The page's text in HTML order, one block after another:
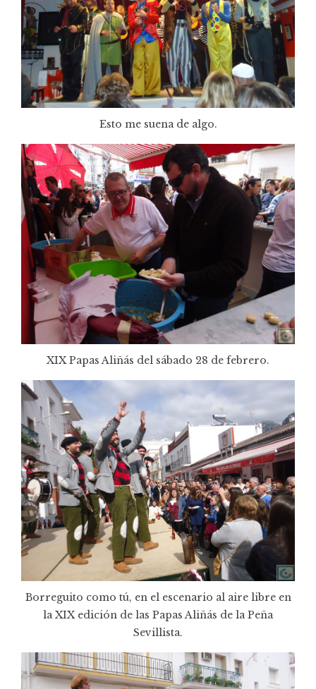
Esto me suena de algo.
XIX Papas Aliñás del sábado 28 de febrero.
Borreguito como tú, en el escenario al aire libre en
la XIX edición de las Papas Aliñás de la Peña
Sevillista.